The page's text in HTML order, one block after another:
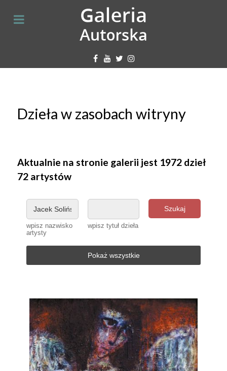
Dzieła w zasobach witryny
Aktualnie na stronie galerii jest 1972 dzieł
72 artystów
wpisz nazwisko
artysty
wpisz tytuł dzieła
Szukaj
Pokaż wszystkie